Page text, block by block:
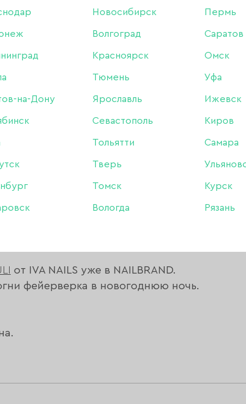
Новосибирск Пермь
Волгоград Саратов
Красноярск Омск
Тюмень Уфа
на-Дону Ярославль Ижевск
Севастополь Киров
Тольятти Самара
Тверь
Томск Курск
Вологда Рязань
от IVA NAILS уже в NAILBRAND.
фейерверка в новогоднюю ночь.